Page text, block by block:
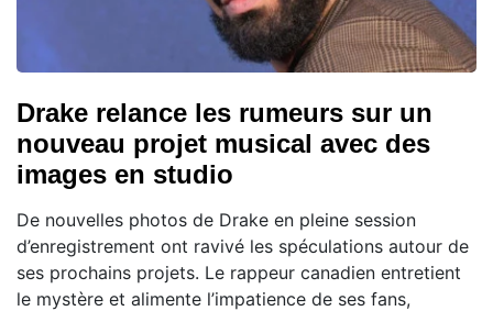
Drake relance les rumeurs sur un
nouveau projet musical avec des
images en studio
De nouvelles photos de Drake en pleine session
d’enregistrement ont ravivé les spéculations autour de
ses prochains projets. Le rappeur canadien entretient
le mystère et alimente l’impatience de ses fans,